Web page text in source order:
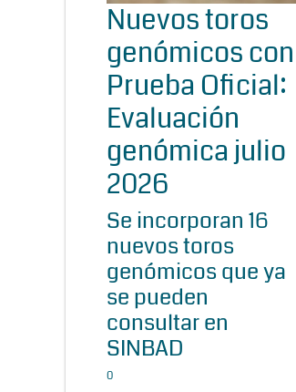
Nuevos toros
genómicos con
Prueba Oficial:
Evaluación
genómica julio
2026
Se incorporan 16
nuevos toros
genómicos que ya
se pueden
consultar en
SINBAD
0